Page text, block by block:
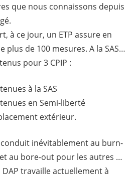
que nous connaissons depuis
à ce jour, un ETP assure en
plus de 100 mesures. A la SAS…
pour 3 CPIP :
à la SAS
en Semi-liberté
extérieur.
inévitablement au burn-
au bore-out pour les autres …
travaille actuellement à